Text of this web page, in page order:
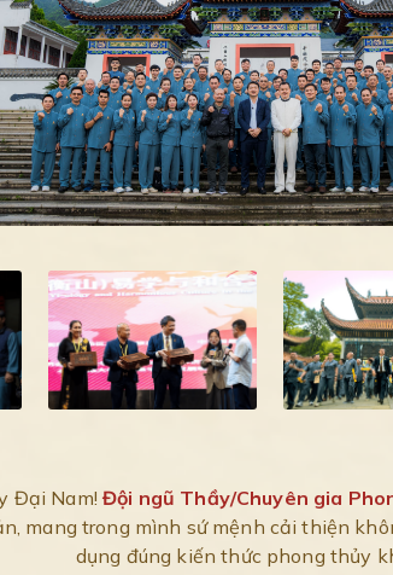
Đại Nam! Đội ngũ Thầy/Chuyên gia
mang trong mình sứ mệnh cải thiện
dụng đúng kiến thức phong thủy